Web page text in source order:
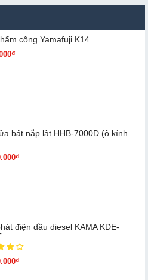
cô​ng Yamafuji K14
bát nắp lật HHB-7000D (ô kính
điện dầu diesel KAMA KDE-